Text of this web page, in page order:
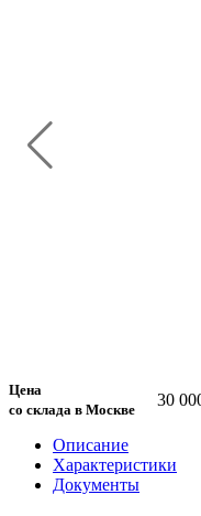
Цена
со склада в Москве
30
Описание
Характеристики
Документы